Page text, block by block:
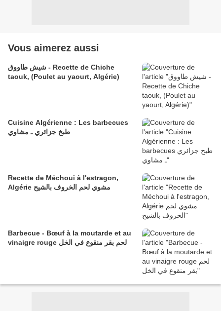
Vous aimerez aussi
شيش طاووق - Recette de Chiche
taouk, (Poulet au yaourt, Algérie)
Cuisine Algérienne : Les barbecues
طبخ جزائري ـ مشاوي
Recette de Méchoui à l'estragon,
Algérie مشوي لحم الخروف بالشيح
Barbecue - Bœuf à la moutarde et au
vinaigre rouge لحم بقر منقوع في الخل